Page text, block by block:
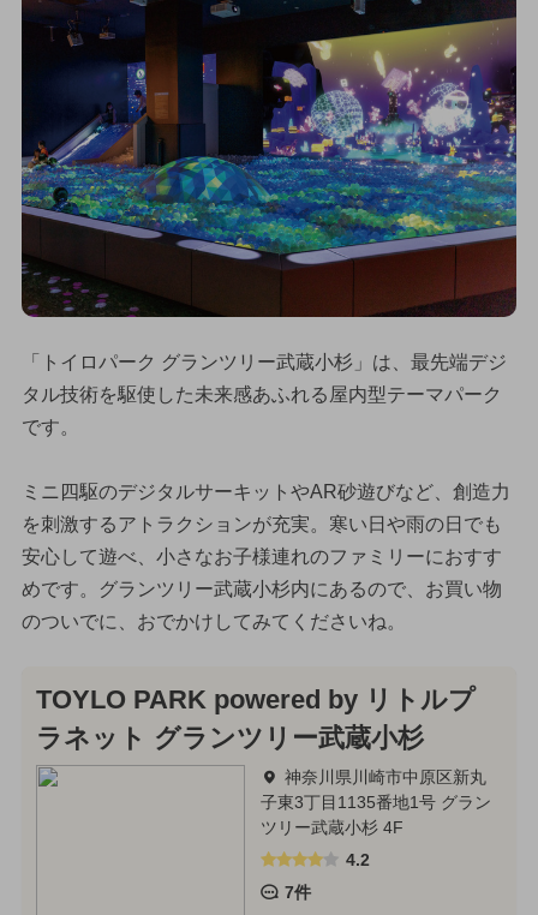
「トイロパーク グランツリー武蔵小杉」は、最先端デジ
タル技術を駆使した未来感あふれる屋内型テーマパーク
です。
ミニ四駆のデジタルサーキットやAR砂遊びなど、創造力
を刺激するアトラクションが充実。寒い日や雨の日でも
安心して遊べ、小さなお子様連れのファミリーにおすす
めです。グランツリー武蔵小杉内にあるので、お買い物
のついでに、おでかけしてみてくださいね。
TOYLO PARK powered by リトルプ
ラネット グランツリー武蔵小杉
神奈川県川崎市中原区新丸
子東3丁目1135番地1号 グラン
ツリー武蔵小杉 4F
4.2
7件